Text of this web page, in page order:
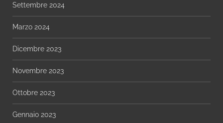
Settembre 2024
Marzo 2024
Dicembre 2023
Novembre 2023
Ottobre 2023
Gennaio 2023